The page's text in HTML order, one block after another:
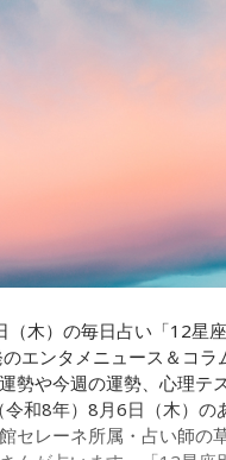
は、「今、想いを伝えた
、「自分が一番似ている
https://
（木）の毎日占い「12星
エンタメニュース＆コラ
勢や今週の運勢、心理テ
和8年）8月6日（木）の
セレーネ所属・占い師の